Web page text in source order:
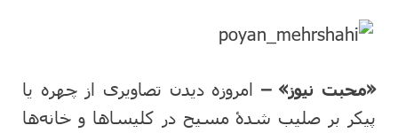
«محبت نیوز» – امروزه دیدن تصاویری از چهره یا
پیکر بر صلیب شدۀ مسیح در کلیساها و خانه‌ها